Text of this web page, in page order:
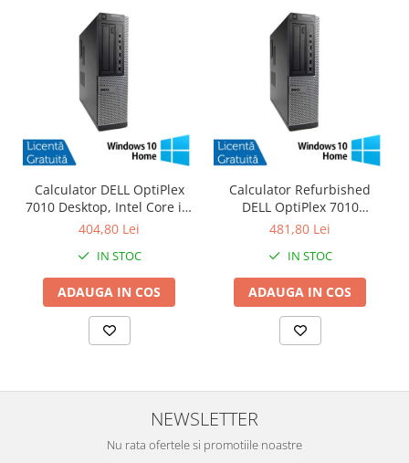
Calculator DELL OptiPlex
7010 Desktop, Intel Core i3-
3220 3.30GHz, 4GB DDR3,
Windows 10 Home
404,80 Lei
IN STOC
ADAUGA IN COS
Calculator Refurbished
DELL OptiPlex 7010
Desktop, Intel Core i3-3220
SSD + Windows 10 Home
481,80 Lei
IN STOC
ADAUGA IN COS
NEWSLETTER
Nu rata ofertele si promotiile noastre